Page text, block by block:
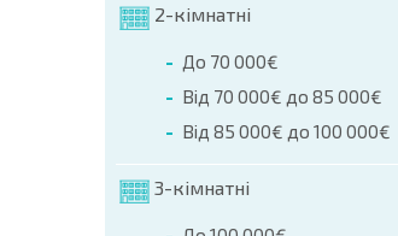
2-кімнатні
До 70 000€
Від 70 000€ до 85 000€
Від 85 000€ до 100 000€
3-кімнатні